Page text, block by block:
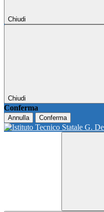
Chiudi
Chiudi
Conferma
Annulla Conferma